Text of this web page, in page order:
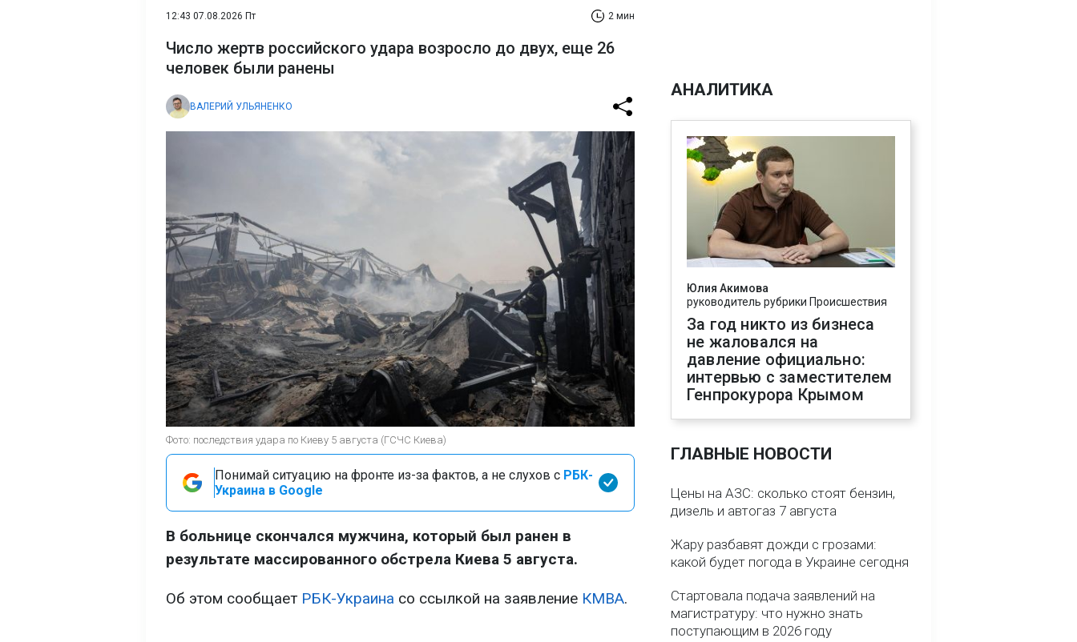
12:43 07.08.2026 Пт 2 мин
Число жертв российского удара возросло до двух, еще 26
человек были ранены
ВАЛЕРИЙ УЛЬЯНЕНКО
Фото: последствия удара по Киеву 5 августа (ГСЧС Киева)
Понимай ситуацию на фронте из-за фактов, а не слухов с РБК-
Украина в Google
В больнице скончался мужчина, который был ранен в
результате массированного обстрела Киева 5 августа.
Об этом сообщает РБК-Украина со ссылкой на заявление КМВА.
АНАЛИТИКА
Юлия Акимова
руководитель рубрики Происшествия
За год никто из бизнеса
не жаловался на
давление официально:
интервью с заместителем
Генпрокурора Крымом
ГЛАВНЫЕ НОВОСТИ
Цены на АЗС: сколько стоят бензин,
дизель и автогаз 7 августа
Жару разбавят дожди с грозами:
какой будет погода в Украине сегодня
Стартовала подача заявлений на
магистратуру: что нужно знать
поступающим в 2026 году